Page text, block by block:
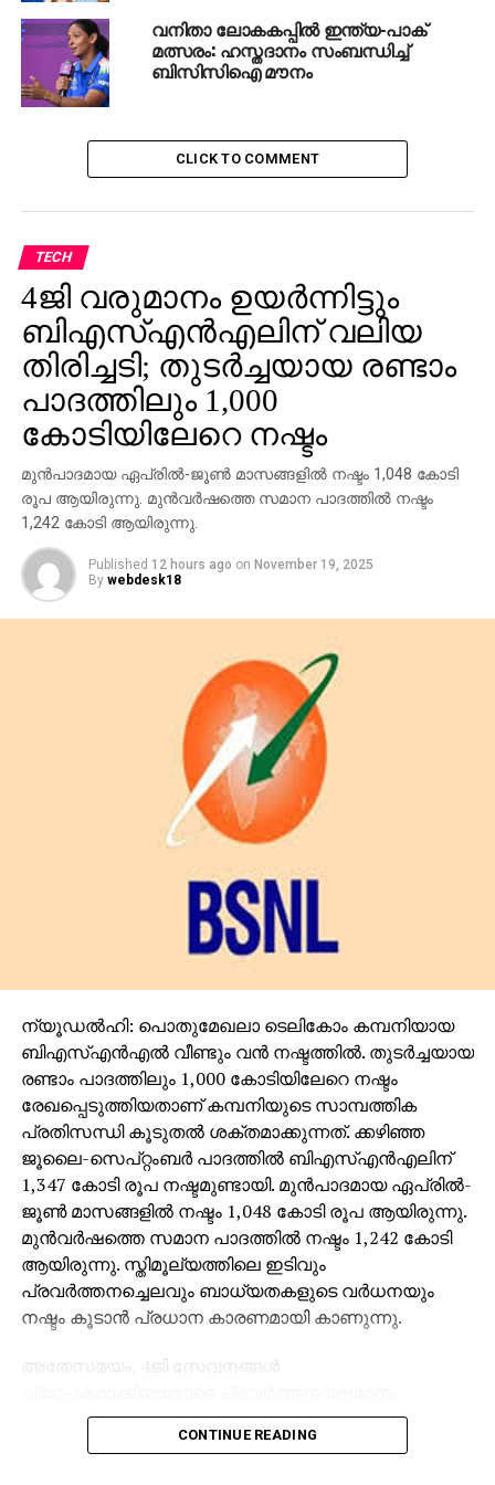
വനിതാ ലോകകപ്പില്‍ ഇന്ത്യ-പാക്
മത്സരം: ഹസ്തദാനം സംബന്ധിച്ച്
ബിസിസിഐ മൗനം
CLICK TO COMMENT
TECH
4ജി വരുമാനം ഉയര്‍ന്നിട്ടും
ബിഎസ്എന്‍എലിന് വലിയ
തിരിച്ചടി; തുടര്‍ച്ചയായ രണ്ടാം
പാദത്തിലും 1,000
കോടിയിലേറെ നഷ്ടം
മുന്‍പാദമായ ഏപ്രില്‍-ജൂണ്‍ മാസങ്ങളില്‍ നഷ്ടം 1,048 കോടി
രൂപ ആയിരുന്നു. മുന്‍വര്‍ഷത്തെ സമാന പാദത്തില്‍ നഷ്ടം
1,242 കോടി ആയിരുന്നു.
Published 12 hours ago on November 19, 2025
By webdesk18
ന്യൂഡല്‍ഹി: പൊതുമേഖലാ ടെലികോം കമ്പനിയായ
ബിഎസ്എന്‍എല്‍ വീണ്ടും വന്‍ നഷ്ടത്തില്‍. തുടര്‍ച്ചയായ
രണ്ടാം പാദത്തിലും 1,000 കോടിയിലേറെ നഷ്ടം
രേഖപ്പെടുത്തിയതാണ് കമ്പനിയുടെ സാമ്പത്തിക
പ്രതിസന്ധി കൂടുതല്‍ ശക്തമാക്കുന്നത്. ക്കഴിഞ്ഞ
ജൂലൈ-സെപ്റ്റംബര്‍ പാദത്തില്‍ ബിഎസ്എന്‍എലിന്
1,347 കോടി രൂപ നഷ്ടമുണ്ടായി. മുന്‍പാദമായ ഏപ്രില്‍-
ജൂണ്‍ മാസങ്ങളില്‍ നഷ്ടം 1,048 കോടി രൂപ ആയിരുന്നു.
മുന്‍വര്‍ഷത്തെ സമാന പാദത്തില്‍ നഷ്ടം 1,242 കോടി
ആയിരുന്നു. സ്തിമൂല്യത്തിലെ ഇടിവും
പ്രവര്‍ത്തനച്ചെലവും ബാധ്യതകളുടെ വര്‍ധനയും
നഷ്ടം കൂടാന്‍ പ്രധാന കാരണമായി കാണുന്നു.
അതേസമയം, 4ജി സേവനങ്ങള്‍
ഉയര്‍ന്നതും ശ്രദ്ധേയമാണ്. പാദാടിസ്ഥാനത്തില്‍ 2.8%,
വാര്‍ഷികാടിസ്ഥാനത്തില്‍ 6.6% ഉയര്‍ന്ന് വരുമാനം
CONTINUE READING